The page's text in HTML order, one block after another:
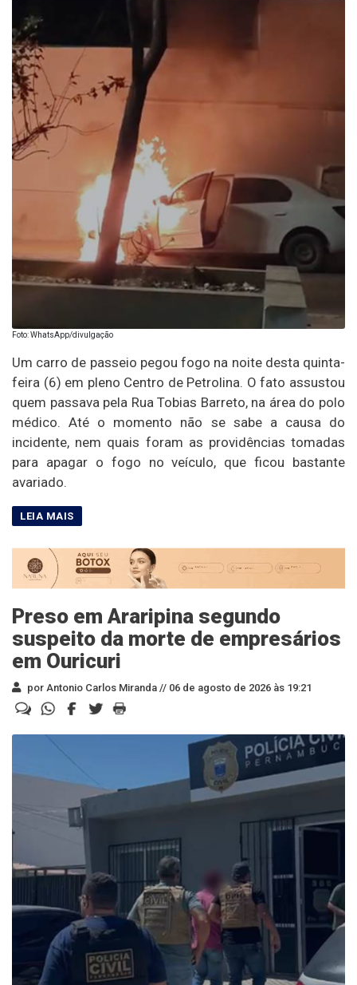
Foto: WhatsApp/divulgação
Um carro de passeio pegou fogo na noite desta quinta-
feira (6) em pleno Centro de Petrolina. O fato assustou
quem passava pela Rua Tobias Barreto, na área do polo
médico. Até o momento não se sabe a causa do
incidente, nem quais foram as providências tomadas
para apagar o fogo no veículo, que ficou bastante
avariado.
Preso em Araripina segundo
suspeito da morte de empresários
em Ouricuri
por Antonio Carlos Miranda // 06 de agosto de 2026 às 19:21